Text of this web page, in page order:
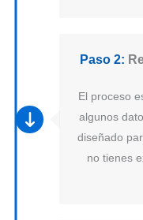
Paso 2:
El proceso
algunos
diseñado
no tienes